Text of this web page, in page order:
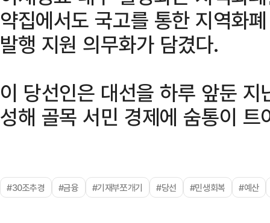
약집에서도 국고를 통한 지역화
발행 지원 의무화가 담겼다.
이 당선인은 대선을 하루 앞둔
성해 골목 서민 경제에 숨통이 트
#30조추경 #금융 #기재부쪼개기 #당선 #민생회복 #예산